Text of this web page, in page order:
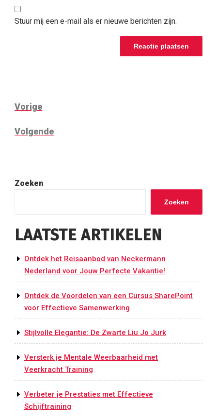
Stuur mij een e-mail als er nieuwe berichten zijn.
BERICHT
NAVIGATIE
Vorig
Vorige
Volgend
Volgende
Zoeken
Zoeken
LAATSTE ARTIKELEN
Ontdek het Reisaanbod van Neckermann
Nederland voor Jouw Perfecte Vakantie!
Ontdek de Voordelen van een Cursus SharePoint
voor Effectieve Samenwerking
Stijlvolle Elegantie: De Zwarte Liu Jo Jurk
Versterk je Mentale Weerbaarheid met
Veerkracht Training
Verbeter je Prestaties met Effectieve
Schijftraining